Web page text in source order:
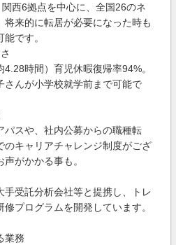
西6拠点を中心に、全国26のネ
将来的に転居が必要になった時も
です。
時間）育児休暇復帰率94%。
さんが小学校就学前まで可能で
パスや、社内公募からの職種転
のキャリアチャレンジ制度がござ
がかかる事も。
手受託分析会社等と提携し、トレ
プログラムを開発しています。
業務